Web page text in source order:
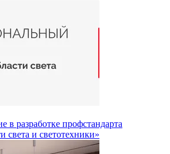
в разработке профстандарта
света и светотехники»